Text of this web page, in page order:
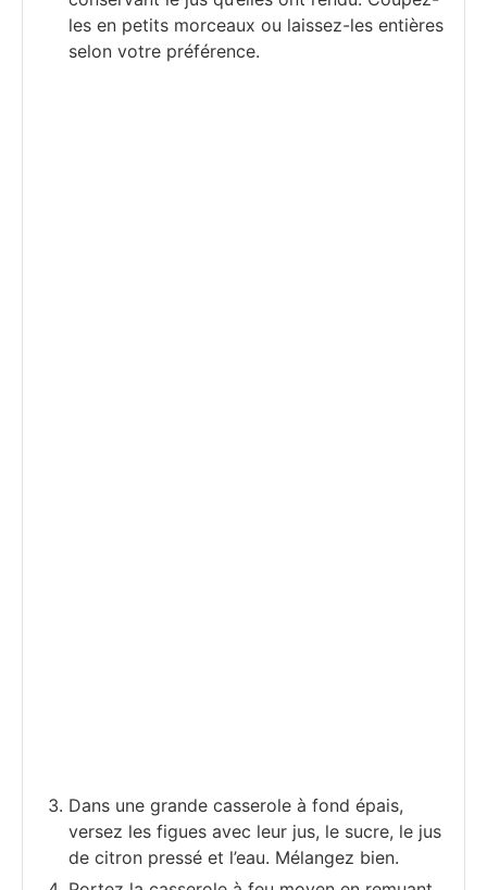
les en petits morceaux ou laissez-les entières
selon votre préférence.
Dans une grande casserole à fond épais,
versez les figues avec leur jus, le sucre, le jus
de citron pressé et l’eau. Mélangez bien.